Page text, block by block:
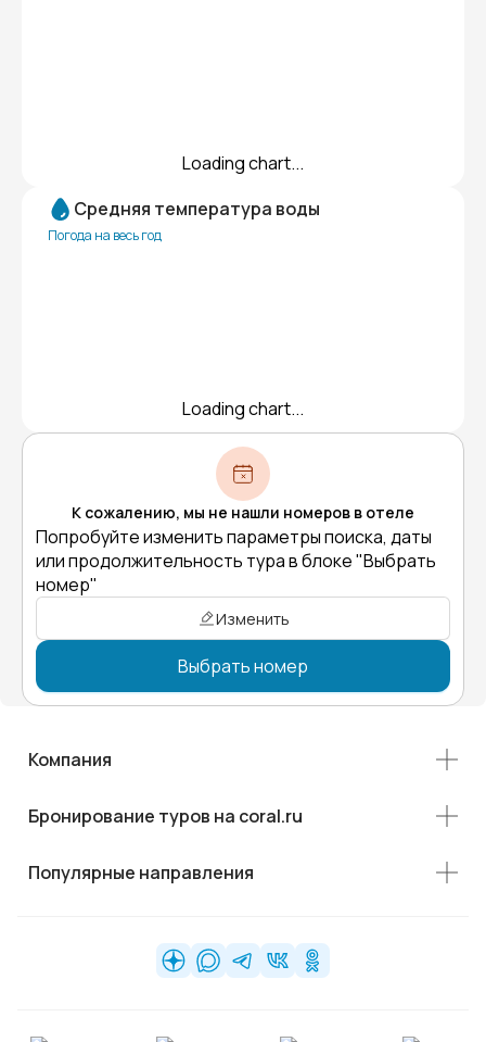
Loading chart...
Средняя температура воды
Погода на весь год
Loading chart...
К сожалению, мы не нашли номеров в отеле
Попробуйте изменить параметры поиска, даты
или продолжительность тура в блоке "Выбрать
номер"
Изменить
Выбрать номер
Компания
Бронирование туров на coral.ru
Популярные направления